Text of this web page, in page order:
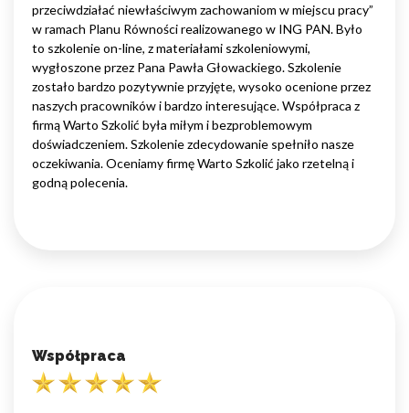
przeciwdziałać niewłaściwym zachowaniom w miejscu pracy”
w ramach Planu Równości realizowanego w ING PAN. Było
to szkolenie on-line, z materiałami szkoleniowymi,
wygłoszone przez Pana Pawła Głowackiego. Szkolenie
zostało bardzo pozytywnie przyjęte, wysoko ocenione przez
naszych pracowników i bardzo interesujące. Współpraca z
firmą Warto Szkolić była miłym i bezproblemowym
doświadczeniem. Szkolenie zdecydowanie spełniło nasze
oczekiwania. Oceniamy firmę Warto Szkolić jako rzetelną i
godną polecenia.
Współpraca